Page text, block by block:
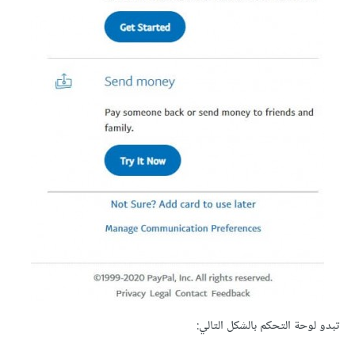
تبدو لوحة التحكم بالشكل التالي: